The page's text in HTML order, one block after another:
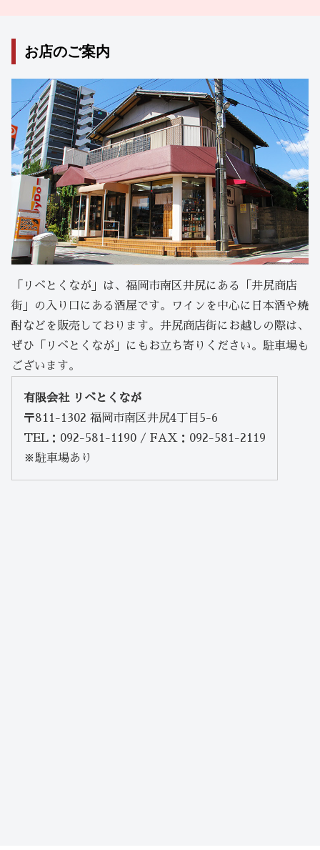
お店のご案内
「リベとくなが」は、福岡市南区井尻にある「井尻商店
街」の入り口にある酒屋です。ワインを中心に日本酒や焼
酎などを販売しております。井尻商店街にお越しの際は、
ぜひ「リベとくなが」にもお立ち寄りください。駐車場も
ございます。
有限会社 リベとくなが
〒811-1302 福岡市南区井尻4丁目5-6
TEL：092-581-1190 / FAX：092-581-2119
※駐車場あり